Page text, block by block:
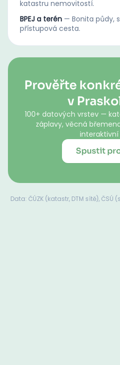
katastru nemovitostí.
BPEJ a terén — Bonita půdy,
přístupová cesta.
Prověřte
v
100+ datových vrstev —
záplavy, věcná
Spustit
Data: ČÚZK (katastr, DTM sítě), ČSÚ